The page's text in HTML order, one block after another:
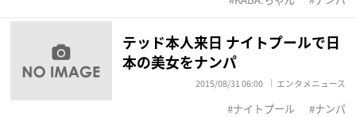
テッド本人来日 ナイトプールで日
本の美女をナンパ
2015/08/31 06:00 エンタメニュース
ナイトプール ナンパ